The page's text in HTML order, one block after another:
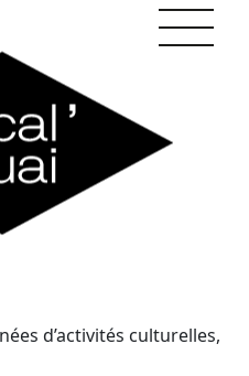
d’activités culturelles,